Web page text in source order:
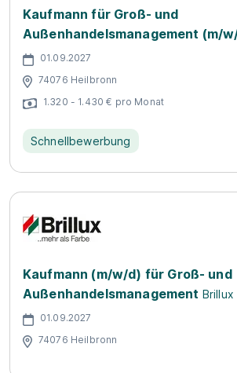
Kaufmann für Groß- und
Außenhandelsmanagement (m/
01.09.2027
74076 Heilbronn
1.320 - 1.430 € pro Monat
Schnellbewerbung
Kaufmann (m/w/d) für Groß- und
Außenhandelsmanagement Brillux
01.09.2027
74076 Heilbronn